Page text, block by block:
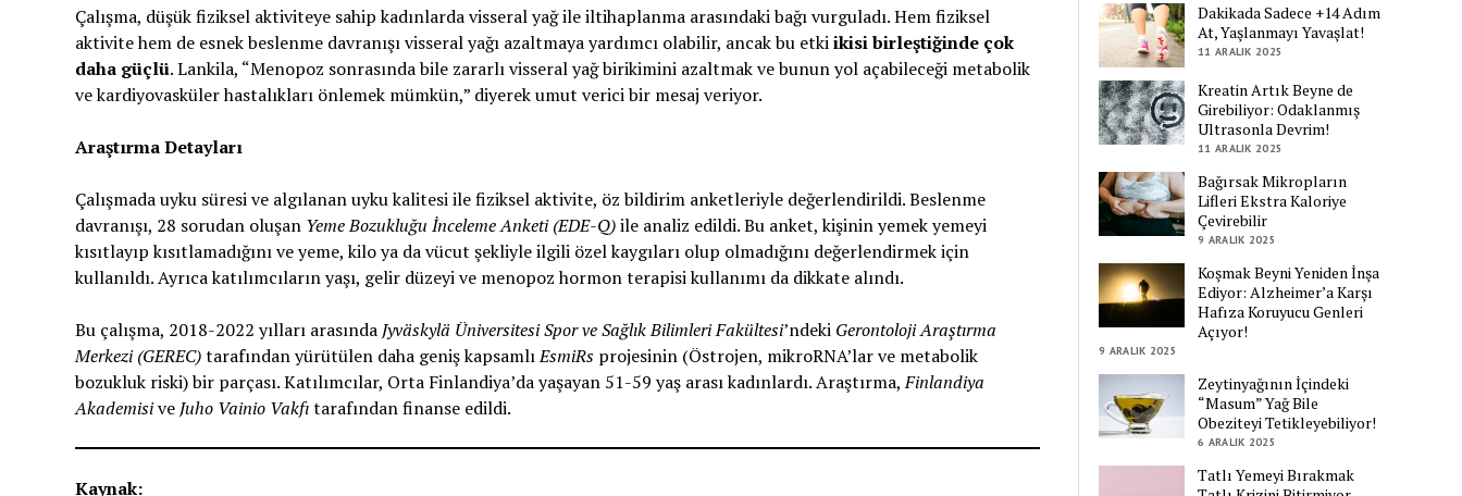
Çalışma, düşük fiziksel aktiviteye sahip kadınlarda visseral yağ ile iltihaplanma arasındaki bağı vurguladı. Hem fiziksel
aktivite hem de esnek beslenme davranışı visseral yağı azaltmaya yardımcı olabilir, ancak bu etkiikisi birleştiğinde çok
daha güçlü. Lankila, “Menopoz sonrasında bile zararlı visseral yağ birikimini azaltmak ve bunun yol açabileceği metabolik
ve kardiyovasküler hastalıkları önlemek mümkün,” diyerek umut verici bir mesaj veriyor.
Araştırma Detayları
Çalışmada uyku süresi ve algılanan uyku kalitesi ile fiziksel aktivite, öz bildirim anketleriyle değerlendirildi. Beslenme
davranışı, 28 sorudan oluşan Yeme Bozukluğu İnceleme Anketi (EDE-Q)ile analiz edildi. Bu anket, kişinin yemek yemeyi
kısıtlayıp kısıtlamadığını ve yeme, kilo ya da vücut şekliyle ilgili özel kaygıları olup olmadığını değerlendirmek için
kullanıldı. Ayrıca katılımcıların yaşı, gelir düzeyi ve menopoz hormon terapisi kullanımı da dikkate alındı.
Bu çalışma, 2018-2022 yılları arasında Jyväskylä Üniversitesi Spor ve Sağlık Bilimleri Fakültesi’ndeki Gerontoloji Araştırma
Merkezi (GEREC)tarafından yürütülen daha geniş kapsamlıEsmiRsprojesinin (Östrojen, mikroRNA’lar ve metabolik
bozukluk riski) bir parçası. Katılımcılar, Orta Finlandiya’da yaşayan 51-59 yaş arası kadınlardı. Araştırma,Finlandiya
Akademisive Juho Vainio Vakfıtarafından finanse edildi.
Kaynak:
Dakikada Sadece +14 Adım
At, Yaşlanmayı Yavaşlat!
11 ARALIK 2025
Kreatin Artık Beyne de
Girebiliyor: Odaklanmış
Ultrasonla Devrim!
11 ARALIK 2025
Bağırsak Mikropların
Lifleri Ekstra Kaloriye
Çevirebilir
9 ARALIK 2025
Koşmak Beyni Yeniden İnşa
Ediyor: Alzheimer’a Karşı
Hafıza Koruyucu Genleri
Açıyor!
9 ARALIK 2025
Zeytinyağının İçindeki
“Masum” Yağ Bile
Obeziteyi Tetikleyebiliyor!
6 ARALIK 2025
Tatlı Yemeyi Bırakmak